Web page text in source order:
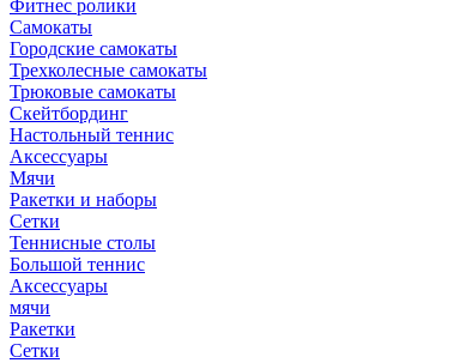
Фитнес ролики
Самокаты
Городские самокаты
Трехколесные самокаты
Трюковые самокаты
Скейтбординг
Настольный теннис
Аксессуары
Мячи
Ракетки и наборы
Сетки
Теннисные столы
Большой теннис
Аксессуары
мячи
Ракетки
Сетки